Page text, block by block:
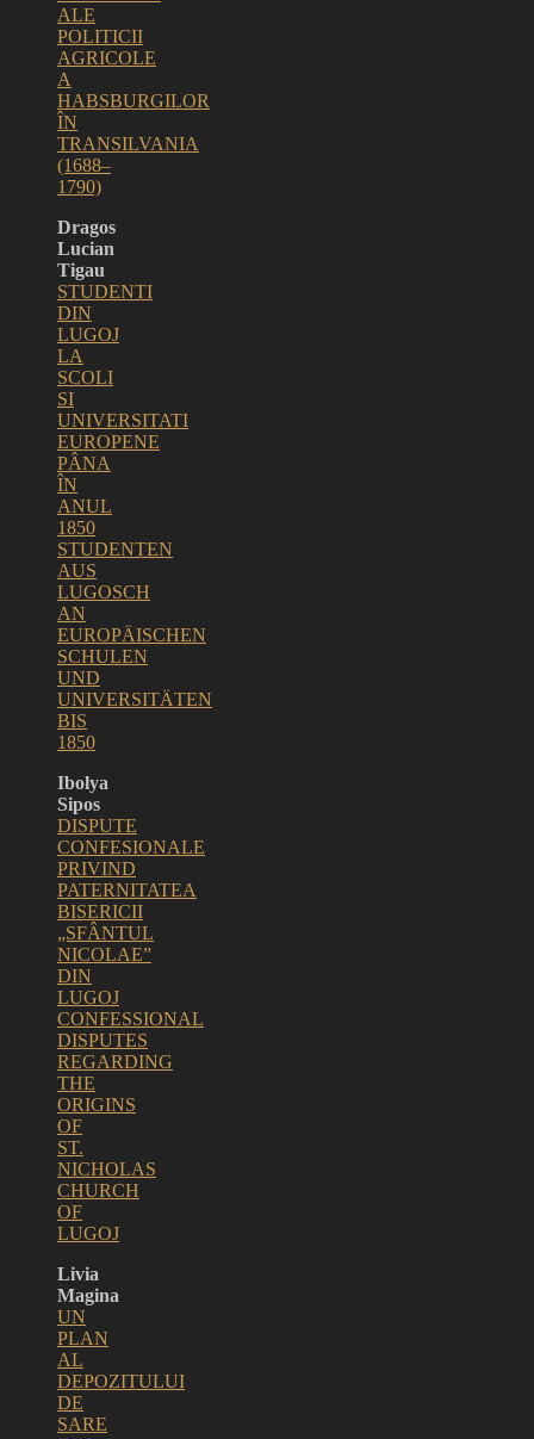
ALE
POLITICII
AGRICOLE
A
HABSBURGILOR
ÎN
TRANSILVANIA
(1688–
1790)
Dragos
Lucian
Tigau
STUDENTI
DIN
LUGOJ
LA
SCOLI
SI
UNIVERSITATI
EUROPENE
PÂNA
ÎN
ANUL
1850
STUDENTEN
AUS
LUGOSCH
AN
EUROPÄISCHEN
SCHULEN
UND
UNIVERSITÄTEN
BIS
1850
Ibolya
Sipos
DISPUTE
CONFESIONALE
PRIVIND
PATERNITATEA
BISERICII
„SFÂNTUL
NICOLAE”
DIN
LUGOJ
CONFESSIONAL
DISPUTES
REGARDING
THE
ORIGINS
OF
ST.
NICHOLAS
CHURCH
OF
LUGOJ
Livia
Magina
UN
PLAN
AL
DEPOZITULUI
DE
SARE